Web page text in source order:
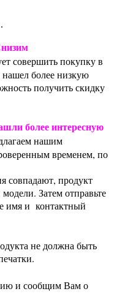
совершить покупку в
нашел более низкую
получить скидку
более интересную
нашим
временем, по
совпадают, продукт
Затем отправьте
имя и контактный
не должна быть
и сообщим Вам о